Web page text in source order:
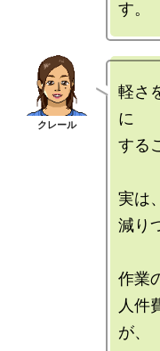
軽さ
に
する
実は
減り
作業
人件
が、